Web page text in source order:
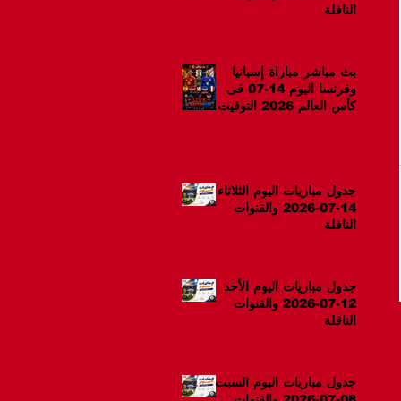
الناقلة
بث مباشر مباراة إسبانيا
وفرنسا اليوم 14-07 فى
كأس العالم 2026 التوقيت
جدول مباريات اليوم الثلاثاء
14-07-2026 والقنوات
الناقلة
جدول مباريات اليوم الأحد
12-07-2026 والقنوات
الناقلة
جدول مباريات اليوم السبت